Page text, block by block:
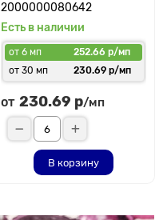
2000000080642
Есть в наличии
от 6 мп
252.66 р/мп
от 30 мп
230.69 р/мп
от 230.69 р/мп
В корзину